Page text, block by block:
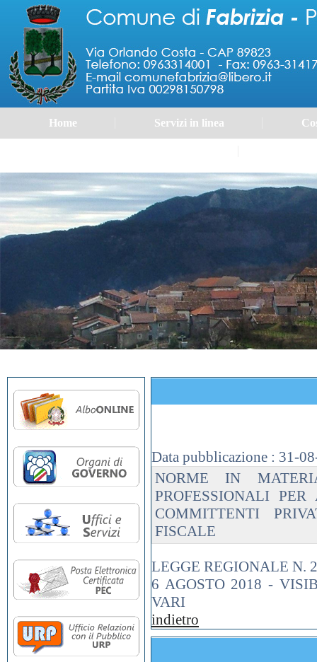
Home Servizi in linea
Data pubblicazione : 31-
NORME IN
PROFESSIONALI
COMMITTENTI
FISCALE
LEGGE REGIONALE N.
6 AGOSTO 2018 -
VARI
indietro